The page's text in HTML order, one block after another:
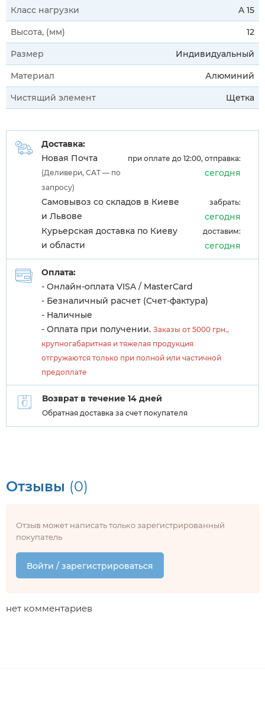
Класс нагрузки A 15
Высота, (мм) 12
Размер Индивидуальный
Материал Алюминий
Чистящий элемент Щетка
Доставка:
Новая Почта
(Деливери, САТ — по
запросу)
при оплате до 12:00, отправка:
сегодня
Самовывоз со складов в Киеве
и Львове
забрать:
сегодня
Курьерская доставка по Киеву
и области
доставим:
сегодня
Оплата:
- Онлайн-оплата VISA / MasterCard
- Безналичный расчет (Счет-фактура)
- Наличные
- Оплата при получении. Заказы от 5000 грн.,
крупногабаритная и тяжелая продукция
отгружаются только при полной или частичной
предоплате
Возврат в течение 14 дней
Обратная доставка за счет покупателя
Отзывы (0)
Отзыв может написать только зарегистрированный
покупатель
Войти / зарегистрироваться
нет комментариев